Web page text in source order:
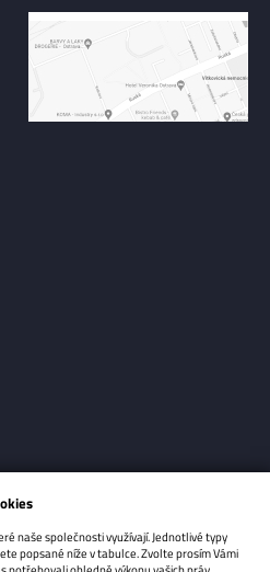
naše společnosti využívají. Jednotlivé typy
popsané níže v tabulce. Zvolte prosím Vámi